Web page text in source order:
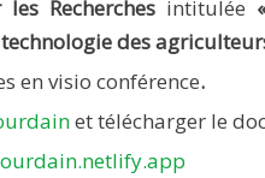
Recherches intitulée
des
en visio conférence.
et télécharger le